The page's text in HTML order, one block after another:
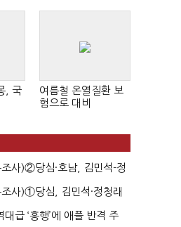
, 국
여름철 온열질환 보
험으로 대비
사)②당심·호남, 김민석-정
전'...
사)①당심, 김민석·정청래
통령 ...
대급 ‘흥행’에 애플 반격 주